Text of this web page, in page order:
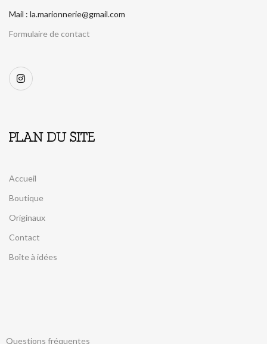
Mail : la.marionnerie@gmail.com
Formulaire de contact
PLAN DU SITE
Accueil
Boutique
Originaux
Contact
Boîte à idées
Questions fréquentes